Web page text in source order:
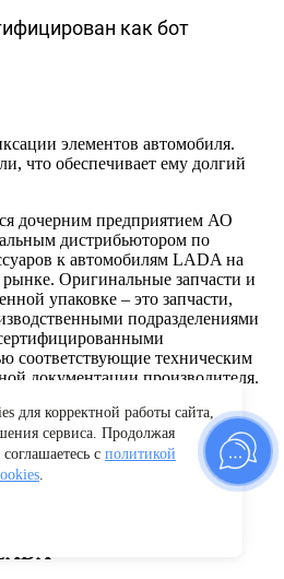
как бот
элементов автомобиля.
что обеспечивает ему долгий
дочерним предприятием АО
дистрибьютором по
к автомобилям LADA на
Оригинальные запчасти и
упаковке – это запчасти,
подразделениями
соответствующие техническим
документации производителя.
для корректной работы сайта,
сервиса. Продолжая
с политикой
.